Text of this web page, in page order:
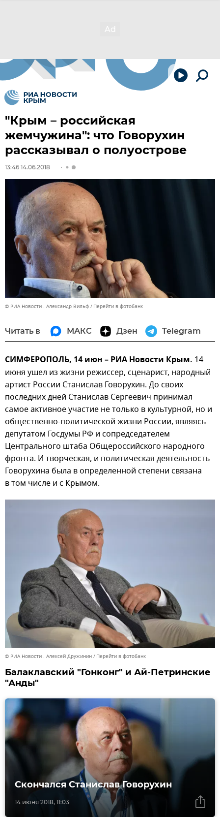
"Крым – российская
жемчужина": что Говорухин
рассказывал о полуострове
13:46 14.06.2018
© РИА Новости . Александр Вильф Перейти в фотобанк
Читать в МАКС Дзен Telegram
СИМФЕРОПОЛЬ, 14 июн – РИА Новости Крым. 14
июня ушел из жизни режиссер, сценарист, народный
артист России Станислав Говорухин. До своих
последних дней Станислав Сергеевич принимал
самое активное участие не только в культурной, но и
общественно-политической жизни России, являясь
депутатом Госдумы РФ и сопредседателем
Центрального штаба Общероссийского народного
фронта. И творческая, и политическая деятельность
Говорухина была в определенной степени связана
в том числе и с Крымом.
© РИА Новости . Алексей Дружинин Перейти в фотобанк
Балаклавский "Гонконг" и Ай-Петринские
"Анды"
14 июня 2018, 11:03
Скончался Станислав Говорухин